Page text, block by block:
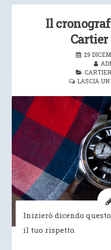
Il
29
LASCIA UN
Inizierò dicendo
il tuo rispetto.